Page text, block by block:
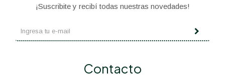
Contacto
¡Suscribite y recibí todas nuestras novedades!